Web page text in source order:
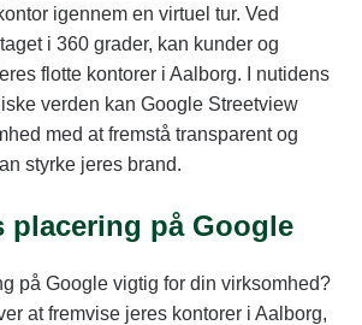
igennem en virtuel tur. Ved
i 360 grader, kan kunder og
flotte kontorer i Aalborg. I nutidens
verden kan Google Streetview
med at fremstå transparent og
styrke jeres brand.
placering på Google
på Google vigtig for din virksomhed?
at fremvise jeres kontorer i Aalborg,